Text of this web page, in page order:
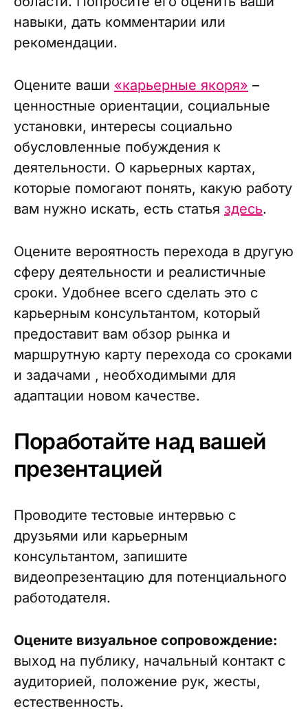
навыки, дать комментарии или
рекомендации.
Оцените ваши «карьерные якоря» –
ценностные ориентации, социальные
установки, интересы социально
обусловленные побуждения к
деятельности. О карьерных картах,
которые помогают понять, какую работу
вам нужно искать, есть статья здесь.
Оцените вероятность перехода в другую
сферу деятельности и реалистичные
сроки. Удобнее всего сделать это с
карьерным консультантом, который
предоставит вам обзор рынка и
маршрутную карту перехода со сроками
и задачами , необходимыми для
адаптации новом качестве.
Поработайте над вашей
презентацией
Проводите тестовые интервью с
друзьями или карьерным
консультантом, запишите
видеопрезентацию для потенциального
работодателя.
Оцените визуальное сопровождение:
выход на публику, начальный контакт с
аудиторией, положение рук, жесты,
естественность.